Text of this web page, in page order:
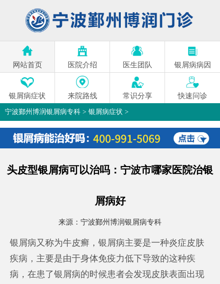
网站首页 医院介绍 医生团队 银屑病病因
银屑病症状 来院路线 常识分享 快速问诊
宁波鄞州博润银屑病专科 > 银屑病症状 >
头皮型银屑病可以治吗：宁波市哪家医院治银
屑病好
来源： 宁波鄞州博润银屑病专科
银屑病又称为牛皮癣，银屑病主要是一种炎症皮肤
疾病，主要是由于身体免疫力低下导致的这种疾
病，在患了银屑病的时候患者会发现皮肤表面出现